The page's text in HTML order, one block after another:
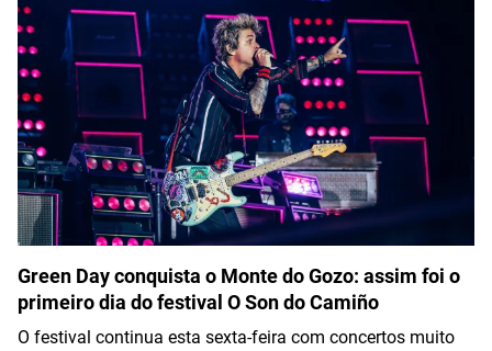
Green Day conquista o Monte do Gozo: assim foi o
primeiro dia do festival O Son do Camiño
O festival continua esta sexta-feira com concertos muito